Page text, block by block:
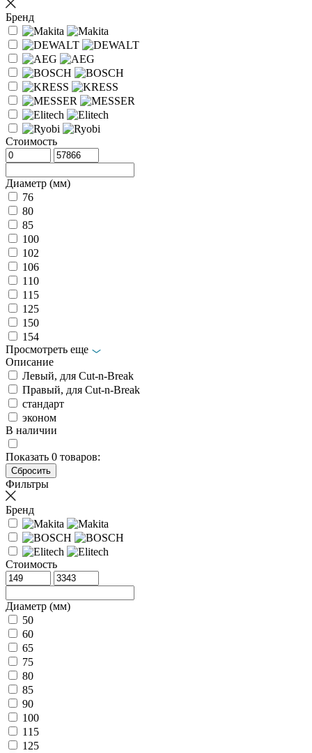
Бренд
Стоимость
Диаметр (мм)
76
80
85
100
102
106
110
115
125
150
154
Просмотреть еще
Описание
Левый, для Cut-n-Break
Правый, для Cut-n-Break
стандарт
эконом
В наличии
Показать 0 товаров:
Фильтры
Бренд
Стоимость
Диаметр (мм)
50
60
65
75
80
85
90
100
115
125